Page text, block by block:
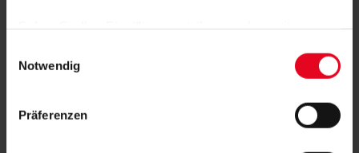
Daten von Ihnen (z.B. persönlichen Identifikatoren oder
IP-Adressen) verarbeitet werden. Durch Klicken auf den
Speicherung aller aufgeführten Cookies und der
Notwendig
Präferenzen